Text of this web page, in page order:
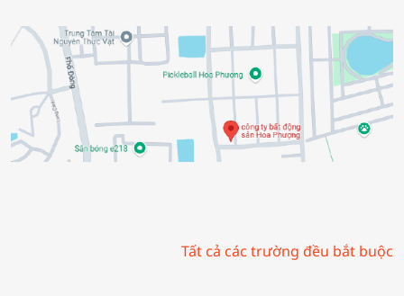
Tất cả các trường đều bắt buộc